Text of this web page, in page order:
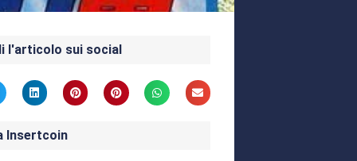
l'articolo sui social
Insertcoin